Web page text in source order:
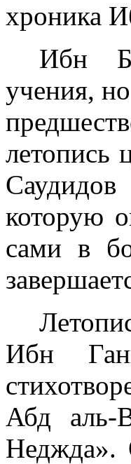
хроника
Ибн
учения,
летопись
которую
сами в
Ибн
Абд аль-
Неджда».